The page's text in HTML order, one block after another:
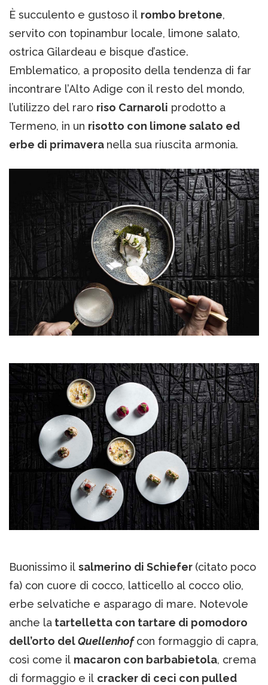
È succulento e gustoso il rombo bretone,
servito con topinambur locale, limone salato,
ostrica Gilardeau e bisque d’astice.
Emblematico, a proposito della tendenza di far
incontrare l’Alto Adige con il resto del mondo,
l’utilizzo del raro riso Carnaroli prodotto a
Termeno, in un risotto con limone salato ed
erbe di primavera nella sua riuscita armonia.
Buonissimo il salmerino di Schiefer (citato poco
fa) con cuore di cocco, latticello al cocco olio,
erbe selvatiche e asparago di mare. Notevole
anche la tartelletta con tartare di pomodoro
dell’orto delQuellenhofcon formaggio di capra,
così come il macaron con barbabietola, crema
di formaggio e il cracker di ceci con pulled